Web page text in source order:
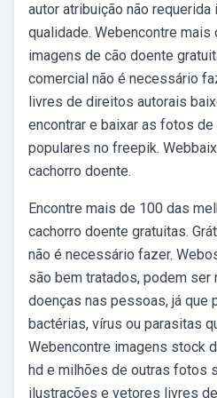
autor atribuição não requerida
qualidade. Webencontre
imagens de cão doente
comercial não é necessário
livres de direitos autorais
encontrar e baixar as fotos
populares no freepik.
cachorro doente.
Encontre mais de 100 das
cachorro doente gratuitas.
não é necessário fazer.
são bem tratados, podem
doenças nas pessoas, já que
bactérias, vírus ou parasitas
Webencontre imagens stock
hd e milhões de outras fotos
ilustrações e vetores livres